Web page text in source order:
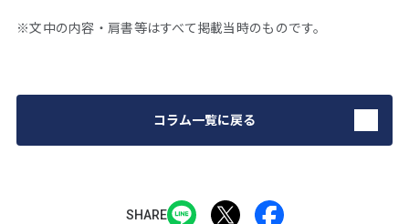
※文中の内容・肩書等はすべて掲載当時のものです。
コラム一覧に戻る
SHARE